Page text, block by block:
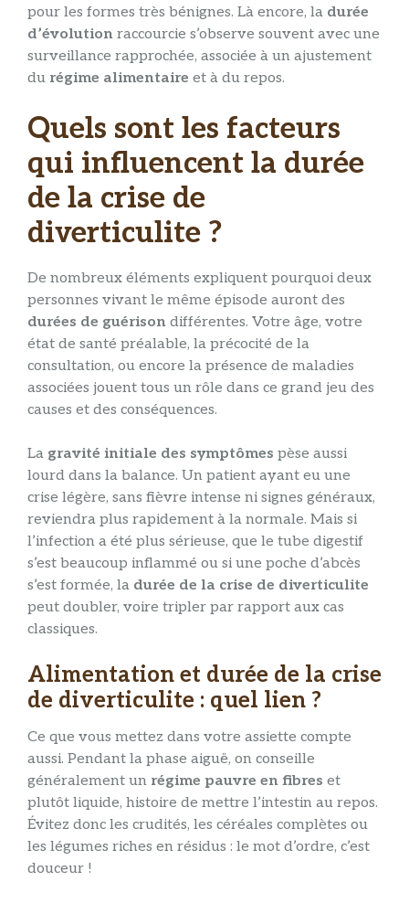
pour les formes très bénignes. Là encore, la durée
d’évolution raccourcie s’observe souvent avec une
surveillance rapprochée, associée à un ajustement
du régime alimentaire et à du repos.
Quels sont les facteurs
qui influencent la durée
de la crise de
diverticulite ?
De nombreux éléments expliquent pourquoi deux
personnes vivant le même épisode auront des
durées de guérison différentes. Votre âge, votre
état de santé préalable, la précocité de la
consultation, ou encore la présence de maladies
associées jouent tous un rôle dans ce grand jeu des
causes et des conséquences.
La gravité initiale des symptômes pèse aussi
lourd dans la balance. Un patient ayant eu une
crise légère, sans fièvre intense ni signes généraux,
reviendra plus rapidement à la normale. Mais si
l’infection a été plus sérieuse, que le tube digestif
s’est beaucoup inflammé ou si une poche d’abcès
s’est formée, la durée de la crise de diverticulite
peut doubler, voire tripler par rapport aux cas
classiques.
Alimentation et durée de la crise
de diverticulite : quel lien ?
Ce que vous mettez dans votre assiette compte
aussi. Pendant la phase aiguë, on conseille
généralement un régime pauvre en fibres et
plutôt liquide, histoire de mettre l’intestin au repos.
Évitez donc les crudités, les céréales complètes ou
les légumes riches en résidus : le mot d’ordre, c’est
douceur !